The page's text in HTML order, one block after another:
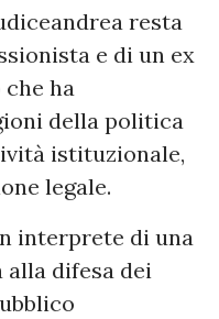
resta
e di un ex
ha
della politica
istituzionale,
legale.
interprete di una
difesa dei